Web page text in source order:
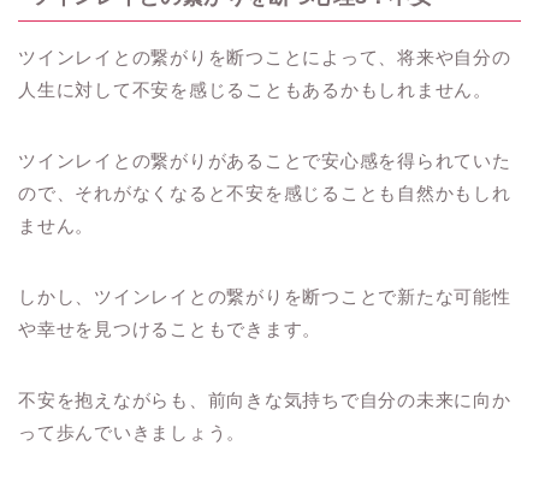
ツインレイとの繋がりを断つことによって、将来や自分の
人生に対して不安を感じることもあるかもしれません。
ツインレイとの繋がりがあることで安心感を得られていた
ので、それがなくなると不安を感じることも自然かもしれ
ません。
しかし、ツインレイとの繋がりを断つことで新たな可能性
や幸せを見つけることもできます。
不安を抱えながらも、前向きな気持ちで自分の未来に向か
って歩んでいきましょう。